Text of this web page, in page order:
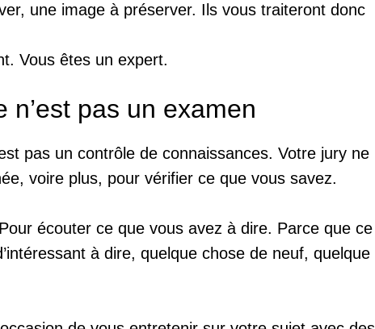
une image à préserver. Ils vous traiteront donc
Vous êtes un expert.
n’est pas un examen
pas un contrôle de connaissances. Votre jury ne
voire plus, pour vérifier ce que vous savez.
écouter ce que vous avez à dire. Parce que ce
à dire, quelque chose de neuf, quelque